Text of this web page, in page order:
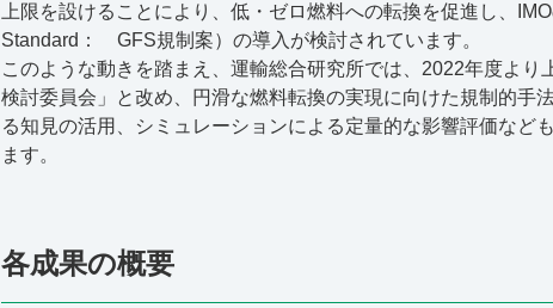
上限を設けることにより、低・ゼロ燃料への転換を促進し、
Standard： GFS規制案）の導入が検討されています。
このような動きを踏まえ、運輸総合研究所では、2022年度よ
検討委員会」と改め、円滑な燃料転換の実現に向けた規制的手
る知見の活用、シミュレーションによる定量的な影響評価な
ます。
各成果の概要